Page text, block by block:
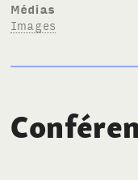
Médias
Images